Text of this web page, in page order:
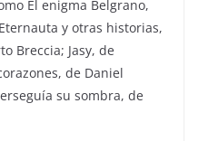
El enigma Belgrano,
y otras historias,
Breccia; Jasy, de
de Daniel
su sombra, de